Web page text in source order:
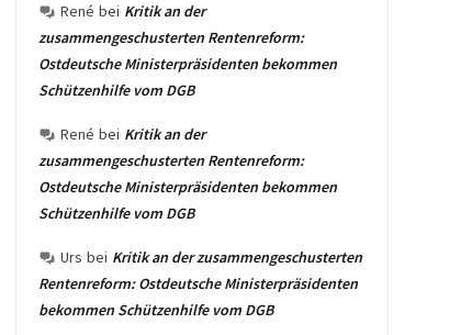
René bei Kritik an der
zusammengeschusterten Rentenreform:
Ostdeutsche Ministerpräsidenten bekommen
Schützenhilfe vom DGB
René bei Kritik an der
zusammengeschusterten Rentenreform:
Ostdeutsche Ministerpräsidenten bekommen
Schützenhilfe vom DGB
Urs bei Kritik an der zusammengeschusterten
Rentenreform: Ostdeutsche Ministerpräsidenten
bekommen Schützenhilfe vom DGB